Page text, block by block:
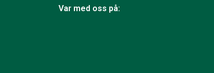
Var med oss på: